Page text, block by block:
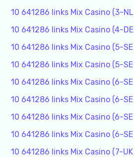
10 641286 links Mix Casino (3-NL
10 641286 links Mix Casino (4-DE
10 641286 links Mix Casino (5-SE
10 641286 links Mix Casino (5-SE
10 641286 links Mix Casino (6-SE
10 641286 links Mix Casino (6-SE
10 641286 links Mix Casino (6-SE
10 641286 links Mix Casino (6-SE
10 641286 links Mix Casino (7-UK